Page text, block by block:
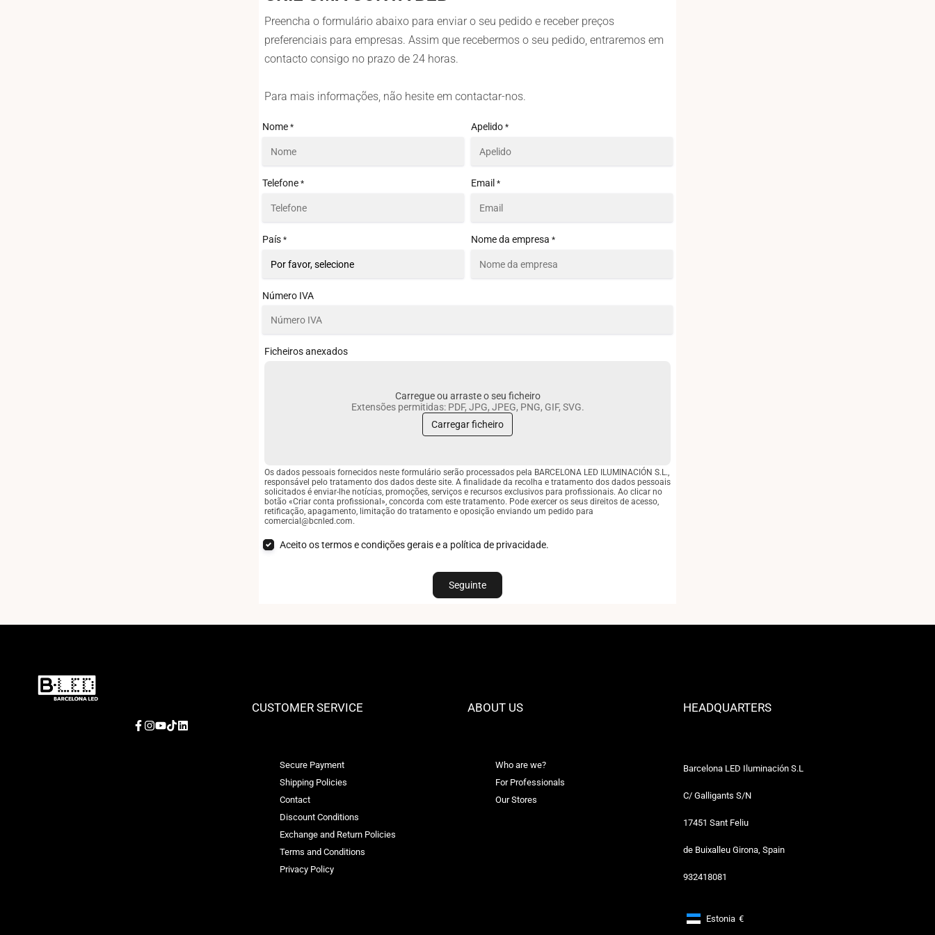
Preencha o formulário abaixo para enviar o seu pedido e receber preços
preferenciais para empresas. Assim que recebermos o seu pedido, entraremos em
contacto consigo no prazo de 24 horas.
Para mais informações, não hesite em contactar-nos.
Nome * Apelido *
Telefone * Email *
País * Nome da empresa *
Número IVA
Ficheiros anexados
Carregue ou arraste o seu ficheiro
Extensões permitidas: PDF, JPG, JPEG, PNG, GIF, SVG.
Carregar ficheiro
Os dados pessoais fornecidos neste formulário serão processados pela BARCELONA LED ILUMINACIÓN S.L.,
responsável pelo tratamento dos dados deste site. A finalidade da recolha e tratamento dos dados pessoais
solicitados é enviar-lhe notícias, promoções, serviços e recursos exclusivos para profissionais. Ao clicar no
botão «Criar conta profissional», concorda com este tratamento. Pode exercer os seus direitos de acesso,
retificação, apagamento, limitação do tratamento e oposição enviando um pedido para
comercial@bcnled.com.
Aceito os termos e condições gerais e a política de privacidade.
Seguinte
Facebook
Instagram
YouTube
TikTokLinkedIn
CUSTOMER SERVICE
Secure Payment
Shipping Policies
Contact
Discount Conditions
Exchange and Return Policies
Terms and Conditions
Privacy Policy
ABOUT US
Who are we?
For Professionals
Our Stores
HEADQUARTERS
Barcelona LED Iluminación S.L
C/ Galligants S/N
17451 Sant Feliu
de Buixalleu Girona, Spain
932418081
Footer: Estonia, €
Estonia €